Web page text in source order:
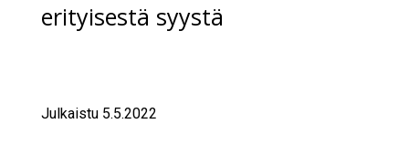
erityisestä syystä
Julkaistu 5.5.2022